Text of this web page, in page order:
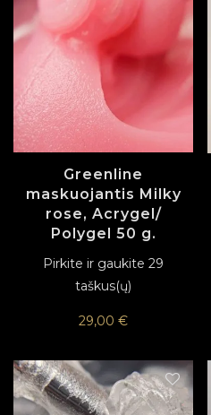
Greenline
maskuojantis Milky
rose, Acrygel/
Polygel 50 g.
Pirkite ir gaukite 29
taškus(ų)
29,00 €